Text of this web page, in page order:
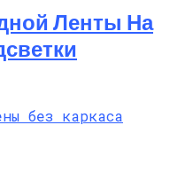
Ленты На